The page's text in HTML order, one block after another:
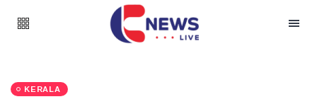
KERALA